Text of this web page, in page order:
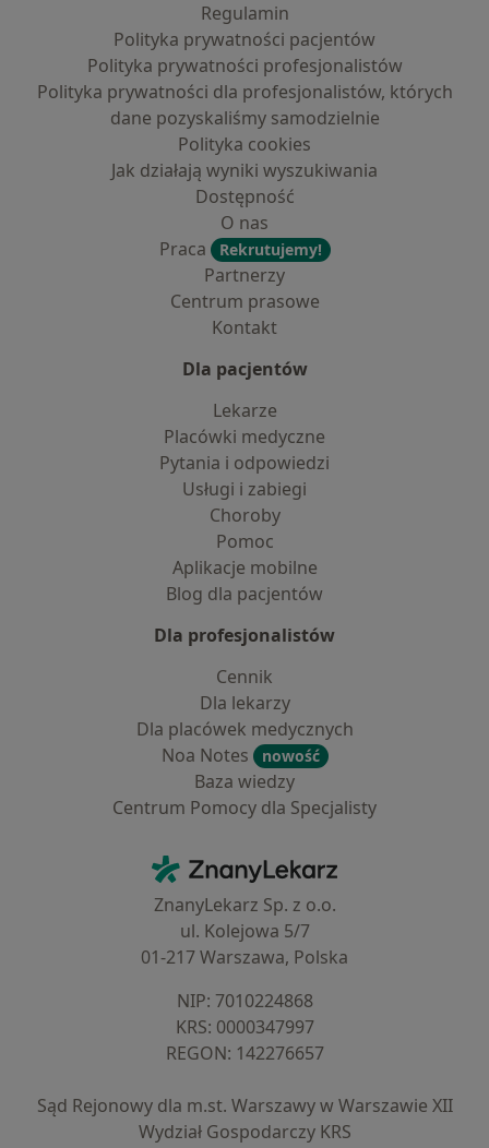
Regulamin
Polityka prywatności pacjentów
Polityka prywatności profesjonalistów
Polityka prywatności dla profesjonalistów, których
dane pozyskaliśmy samodzielnie
Polityka cookies
Jak działają wyniki wyszukiwania
Dostępność
O nas
Praca
Rekrutujemy!
Partnerzy
Centrum prasowe
Kontakt
Dla pacjentów
Lekarze
Placówki medyczne
Pytania i odpowiedzi
Usługi i zabiegi
Choroby
Pomoc
Aplikacje mobilne
Blog dla pacjentów
Dla profesjonalistów
Cennik
Dla lekarzy
Dla placówek medycznych
Noa Notes
nowość
Baza wiedzy
Centrum Pomocy dla Specjalisty
ZnanyLekarz - Strona główna
ZnanyLekarz Sp. z o.o.
ul. Kolejowa 5/7
01-217 Warszawa, Polska
NIP: ⁠7010224868
KRS: ⁠0000347997
REGON: ⁠142276657
Sąd Rejonowy dla m.st. Warszawy w Warszawie XII
Wydział Gospodarczy KRS